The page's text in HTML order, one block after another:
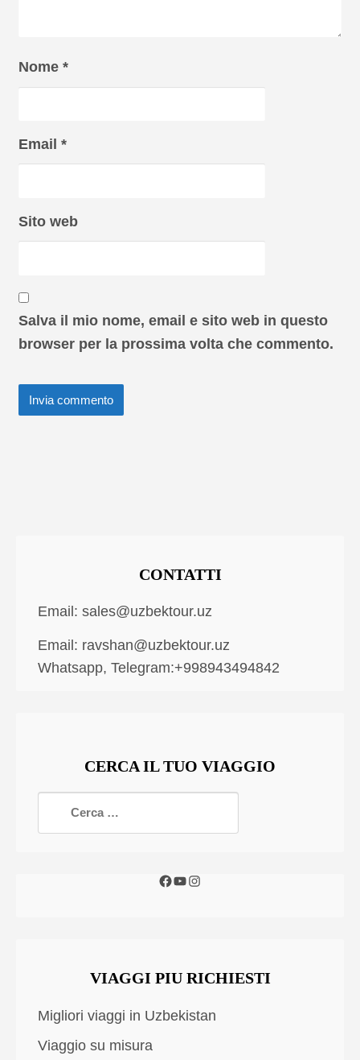
Nome *
Email *
Sito web
Salva il mio nome, email e sito web in questo
browser per la prossima volta che commento.
CONTATTI
Email: sales@uzbektour.uz
Email: ravshan@uzbektour.uz
Whatsapp, Telegram:+998943494842
CERCA IL TUO VIAGGIO
VIAGGI PIU RICHIESTI
Migliori viaggi in Uzbekistan
Viaggio su misura